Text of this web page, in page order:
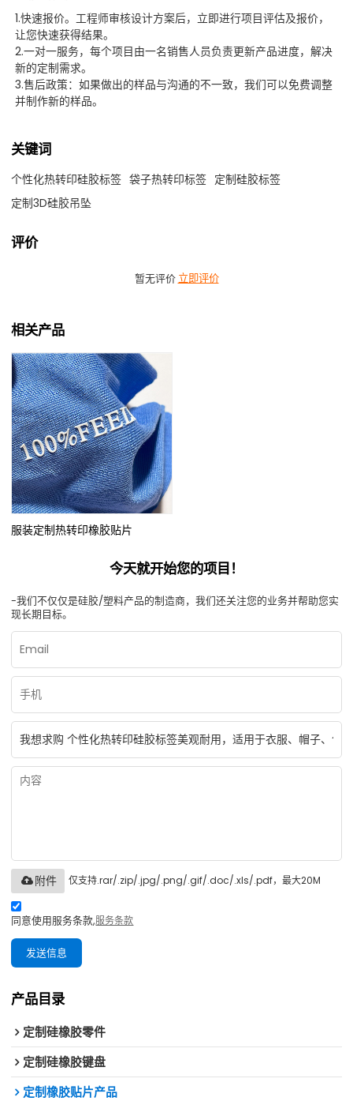
1.快速报价。工程师审核设计方案后，立即进行项目评估及报价，
让您快速获得结果。
2.一对一服务，每个项目由一名销售人员负责更新产品进度，解决
新的定制需求。
3.售后政策：如果做出的样品与沟通的不一致，我们可以免费调整
并制作新的样品。
关键词
个性化热转印硅胶标签 袋子热转印标签 定制硅胶标签
定制3D硅胶吊坠
评价
暂无评价 立即评价
相关产品
服装定制热转印橡胶贴片
今天就开始您的项目！
-我们不仅仅是硅胶/塑料产品的制造商，我们还关注您的业务并帮助您实
现长期目标。
仅支持.rar/.zip/.jpg/.png/.gif/.doc/.xls/.pdf，最大20M
附件
同意使用服务条款,服务条款
发送信息
产品目录
定制硅橡胶零件
定制硅橡胶键盘
定制橡胶贴片产品